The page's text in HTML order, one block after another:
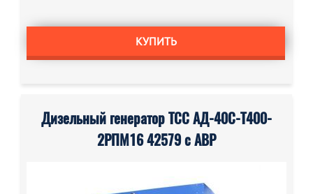
КУПИТЬ
Дизельный генератор ТСС АД-40С-Т400-
2РПМ16 42579 с АВР